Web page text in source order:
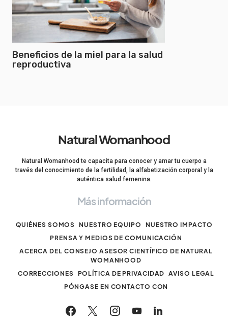
Beneficios de la miel para la salud
reproductiva
Natural Womanhood
Natural Womanhood te capacita para conocer y amar tu cuerpo a
través del conocimiento de la fertilidad, la alfabetización corporal y la
auténtica salud femenina.
Más información
QUIÉNES SOMOS NUESTRO EQUIPO
NUESTRO IMPACTO
PRENSA Y MEDIOS DE COMUNICACIÓN
ACERCA DEL CONSEJO ASESOR CIENTÍFICO DE NATURAL
WOMANHOOD
CORRECCIONES POLÍTICA DE PRIVACIDAD
AVISO LEGAL
PÓNGASE EN CONTACTO CON